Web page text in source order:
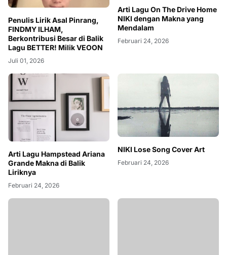
Penulis Lirik Asal Pinrang,
FINDMY ILHAM,
Berkontribusi Besar di Balik
Lagu BETTER! Milik VEOON
Juli 01, 2026
Arti Lagu On The Drive Home
NIKI dengan Makna yang
Mendalam
Februari 24, 2026
Arti Lagu Hampstead Ariana
Grande Makna di Balik
Liriknya
Februari 24, 2026
NIKI Lose Song Cover Art
Februari 24, 2026